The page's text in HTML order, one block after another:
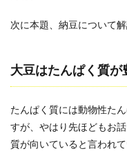
次に本題、納豆について
大豆はたんぱく質が
たんぱく質には動物性た
すが、やはり先ほどもお
質が向いていると言われて